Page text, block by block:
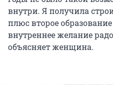
внутри. Я получила
плюс второе
внутреннее желание
объясняет женщина.